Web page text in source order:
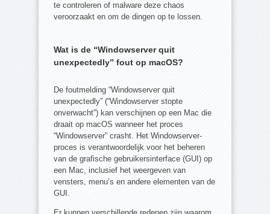
te controleren of malware deze chaos
veroorzaakt en om de dingen op te lossen.
Wat is de “Windowserver quit
unexpectedly” fout op macOS?
De foutmelding “Windowserver quit
unexpectedly” (“Windowserver stopte
onverwacht”) kan verschijnen op een Mac die
draait op macOS wanneer het proces
“Windowserver” crasht. Het Windowserver-
proces is verantwoordelijk voor het beheren
van de grafische gebruikersinterface (GUI) op
een Mac, inclusief het weergeven van
vensters, menu’s en andere elementen van de
GUI.